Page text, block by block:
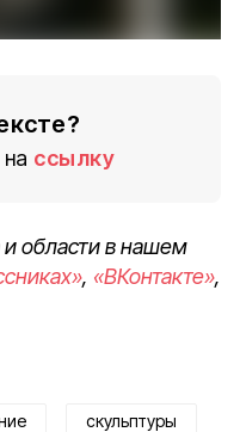
ссылку
области в нашем
, «ВКонтакте»,
скульптуры